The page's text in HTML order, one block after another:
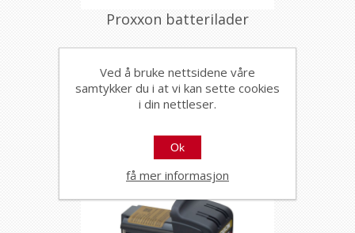
Proxxon batterilader
Til batteridrevet Proxxon LHW/A,
LWB/A
Ved å bruke nettsidene våre
samtykker du i at vi kan sette cookies
i din nettleser.
Ok
få mer informasjon